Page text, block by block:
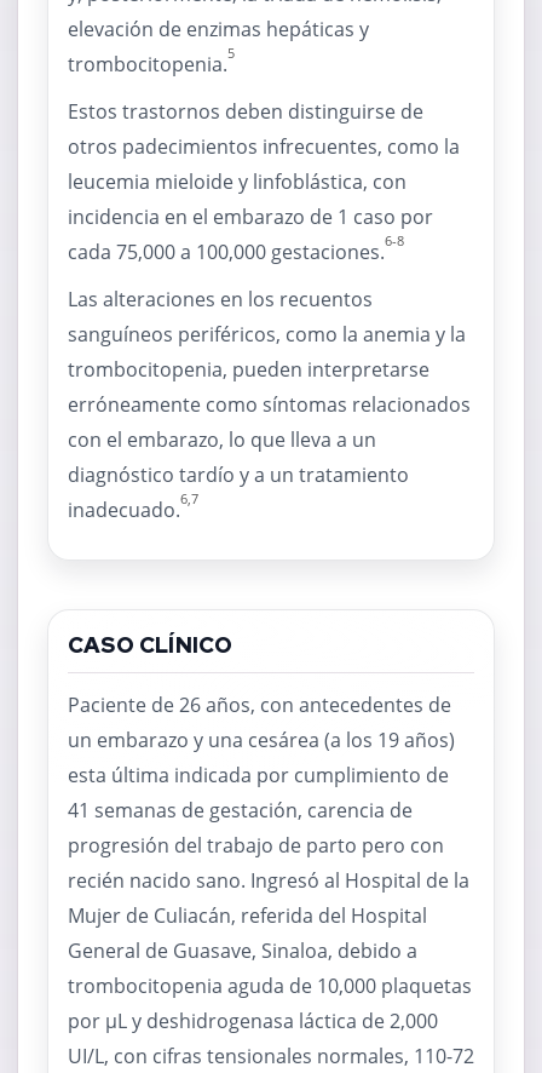
elevación de enzimas hepáticas y
trombocitopenia.5
Estos trastornos deben distinguirse de
otros padecimientos infrecuentes, como la
leucemia mieloide y linfoblástica, con
incidencia en el embarazo de 1 caso por
cada 75,000 a 100,000 gestaciones.6-8
Las alteraciones en los recuentos
sanguíneos periféricos, como la anemia y la
trombocitopenia, pueden interpretarse
erróneamente como síntomas relacionados
con el embarazo, lo que lleva a un
diagnóstico tardío y a un tratamiento
inadecuado.6,7
CASO CLÍNICO
Paciente de 26 años, con antecedentes de
un embarazo y una cesárea (a los 19 años)
esta última indicada por cumplimiento de
41 semanas de gestación, carencia de
progresión del trabajo de parto pero con
recién nacido sano. Ingresó al Hospital de la
Mujer de Culiacán, referida del Hospital
General de Guasave, Sinaloa, debido a
trombocitopenia aguda de 10,000 plaquetas
por μL y deshidrogenasa láctica de 2,000
UI/L, con cifras tensionales normales, 110-72